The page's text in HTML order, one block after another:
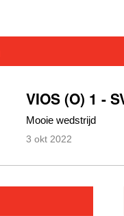
VIOS (O) 1 -
Mooie wedstrijd
3 okt 2022